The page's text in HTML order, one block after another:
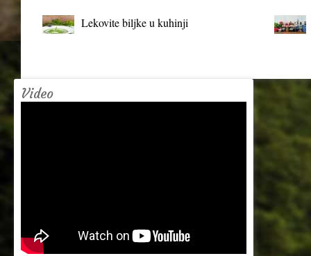
Lekovite biljke u kuhinji
Video